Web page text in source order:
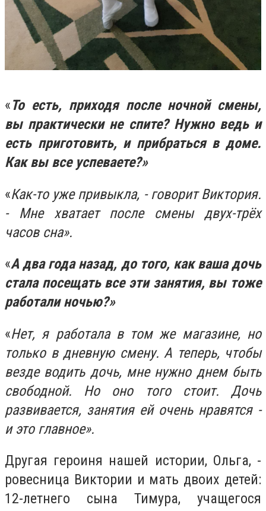
«То есть, приходя после ночной смены,
вы практически не спите? Нужно ведь и
есть приготовить, и прибраться в доме.
Как вы все успеваете?»
«Как-то уже привыкла, - говорит Виктория.
- Мне хватает после смены двух-трёх
часов сна».
«А два года назад, до того, как ваша дочь
стала посещать все эти занятия, вы тоже
работали ночью?»
«Нет, я работала в том же магазине, но
только в дневную смену. А теперь, чтобы
везде водить дочь, мне нужно днем быть
свободной. Но оно того стоит. Дочь
развивается, занятия ей очень нравятся -
и это главное».
Другая героиня нашей истории, Ольга, -
ровесница Виктории и мать двоих детей:
12-летнего сына Тимура, учащегося